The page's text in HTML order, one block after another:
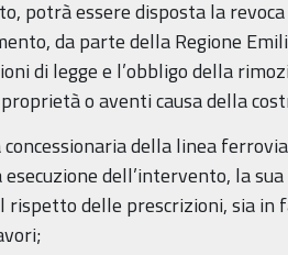
potrà essere disposta la
da parte della Regione
di legge e l’obbligo della
o aventi causa della
concessionaria della linea
dell’intervento, la
rispetto delle prescrizioni, sia in